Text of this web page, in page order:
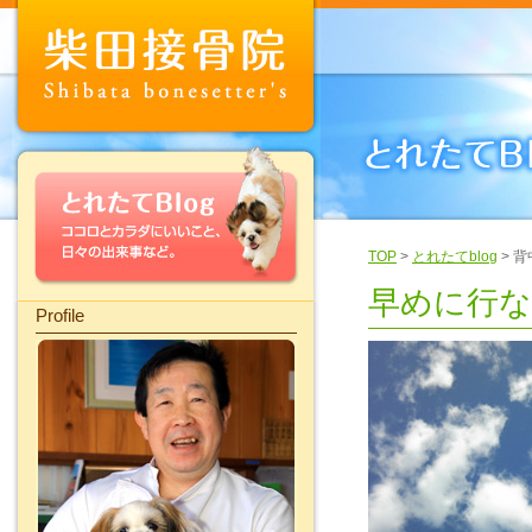
Profile
TOP > とれたてblog > 背
早めに行